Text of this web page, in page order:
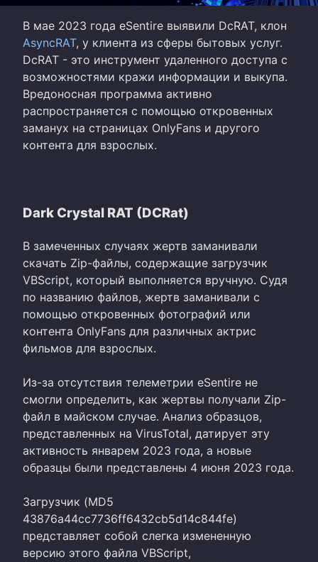
В мае 2023 года eSentire выявили DcRAT, клон
AsyncRAT, у клиента из сферы бытовых услуг.
DcRAT - это инструмент удаленного доступа с
возможностями кражи информации и выкупа.
Вредоносная программа активно
распространяется с помощью откровенных
заманух на страницах OnlyFans и другого
контента для взрослых.
Dark Crystal RAT (DCRat)
В замеченных случаях жертв заманивали
скачать Zip-файлы, содержащие загрузчик
VBScript, который выполняется вручную. Судя
по названию файлов, жертв заманивали с
помощью откровенных фотографий или
контента OnlyFans для различных актрис
фильмов для взрослых.
Из-за отсутствия телеметрии eSentire не
смогли определить, как жертвы получали Zip-
файл в майском случае. Анализ образцов,
представленных на VirusTotal, датирует эту
активность январем 2023 года, а новые
образцы были представлены 4 июня 2023 года.
Загрузчик (MD5
43876a44cc7736ff6432cb5d14c844fe)
представляет собой слегка измененную
версию этого файла VBScript,